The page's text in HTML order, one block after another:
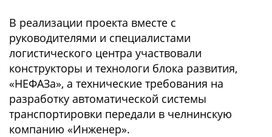
В реализации проекта вместе с
руководителями и специалистами
логистического центра участвовали
конструкторы и технологи блока развития,
«НЕФАЗа», а технические требования на
разработку автоматической системы
транспортировки передали в челнинскую
компанию «Инженер».